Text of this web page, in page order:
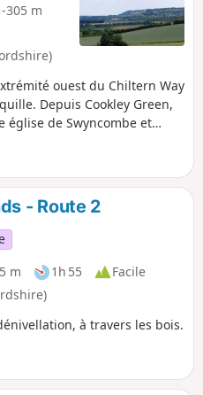
-305 m
ouest du Chiltern Way
Depuis Cookley Green,
église de Swyncombe et
et la vallée de la Tamise.
revenez par un ancien
- Route 2
m 1h 55
Facile
à travers les bois.